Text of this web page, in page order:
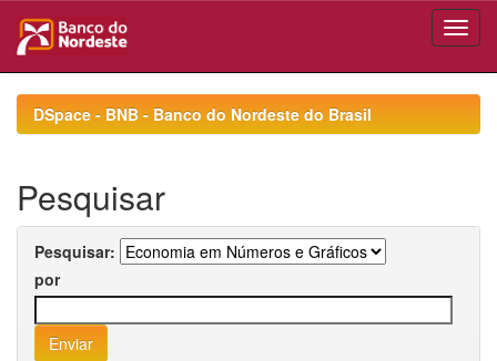
navigationDSpace - BNB - Banco do Nordeste do Brasil
Pesquisar
Pesquisar:
por